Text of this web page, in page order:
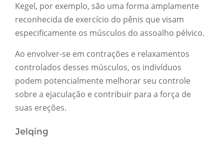
Kegel, por exemplo, são uma forma amplamente
reconhecida de exercício do pênis que visam
especificamente os músculos do assoalho pélvico.
Ao envolver-se em contrações e relaxamentos
controlados desses músculos, os indivíduos
podem potencialmente melhorar seu controle
sobre a ejaculação e contribuir para a força de
suas ereções.
Jelqing